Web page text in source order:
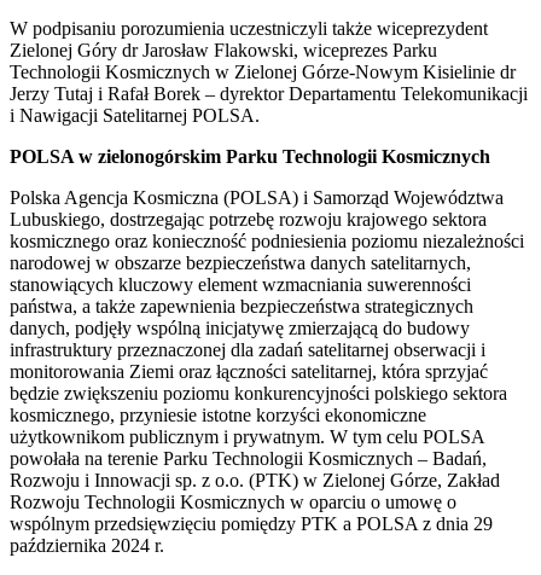
W podpisaniu porozumienia uczestniczyli także wiceprezydent
Zielonej Góry dr Jarosław Flakowski, wiceprezes Parku
Technologii Kosmicznych w Zielonej Górze-Nowym Kisielinie dr
Jerzy Tutaj i Rafał Borek – dyrektor Departamentu Telekomunikacji
i Nawigacji Satelitarnej POLSA.
POLSA w zielonogórskim Parku Technologii Kosmicznych
Polska Agencja Kosmiczna (POLSA) i Samorząd Województwa
Lubuskiego, dostrzegając potrzebę rozwoju krajowego sektora
kosmicznego oraz konieczność podniesienia poziomu niezależności
narodowej w obszarze bezpieczeństwa danych satelitarnych,
stanowiących kluczowy element wzmacniania suwerenności
państwa, a także zapewnienia bezpieczeństwa strategicznych
danych, podjęły wspólną inicjatywę zmierzającą do budowy
infrastruktury przeznaczonej dla zadań satelitarnej obserwacji i
monitorowania Ziemi oraz łączności satelitarnej, która sprzyjać
będzie zwiększeniu poziomu konkurencyjności polskiego sektora
kosmicznego, przyniesie istotne korzyści ekonomiczne
użytkownikom publicznym i prywatnym. W tym celu POLSA
powołała na terenie Parku Technologii Kosmicznych – Badań,
Rozwoju i Innowacji sp. z o.o. (PTK) w Zielonej Górze, Zakład
Rozwoju Technologii Kosmicznych w oparciu o umowę o
wspólnym przedsięwzięciu pomiędzy PTK a POLSA z dnia 29
października 2024 r.